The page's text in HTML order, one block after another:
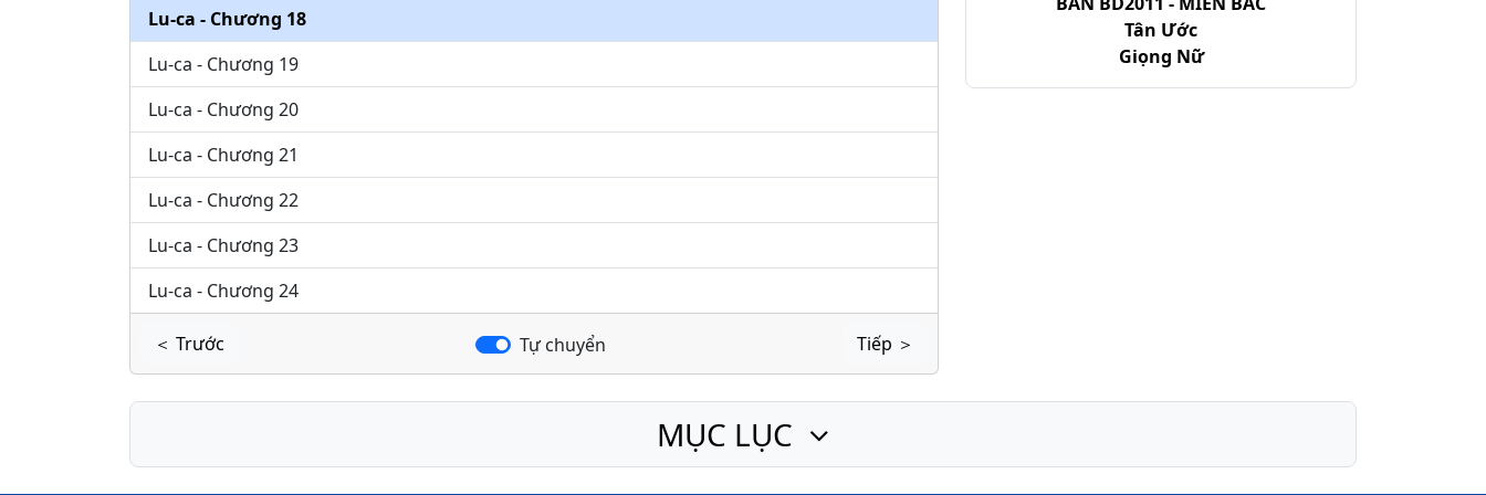
to
Lu-ca - Chương 18
Lu-ca - Chương 19
Lu-ca - Chương 20
Lu-ca - Chương 21
Lu-ca - Chương 22
Lu-ca - Chương 23
Lu-ca - Chương 24
＜ Trước Tự chuyển Tiếp ＞
Tân Ước
Giọng Nữ
MỤC LỤC